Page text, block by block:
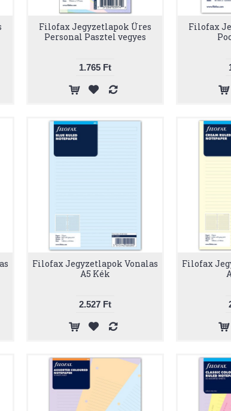
Filofax Jegyzetlapok Üres
Personal Pasztel vegyes
1.765 Ft
Filofax
Filofax Jegyzetlapok Vonalas
A5 Kék
2.527 Ft
Filofax